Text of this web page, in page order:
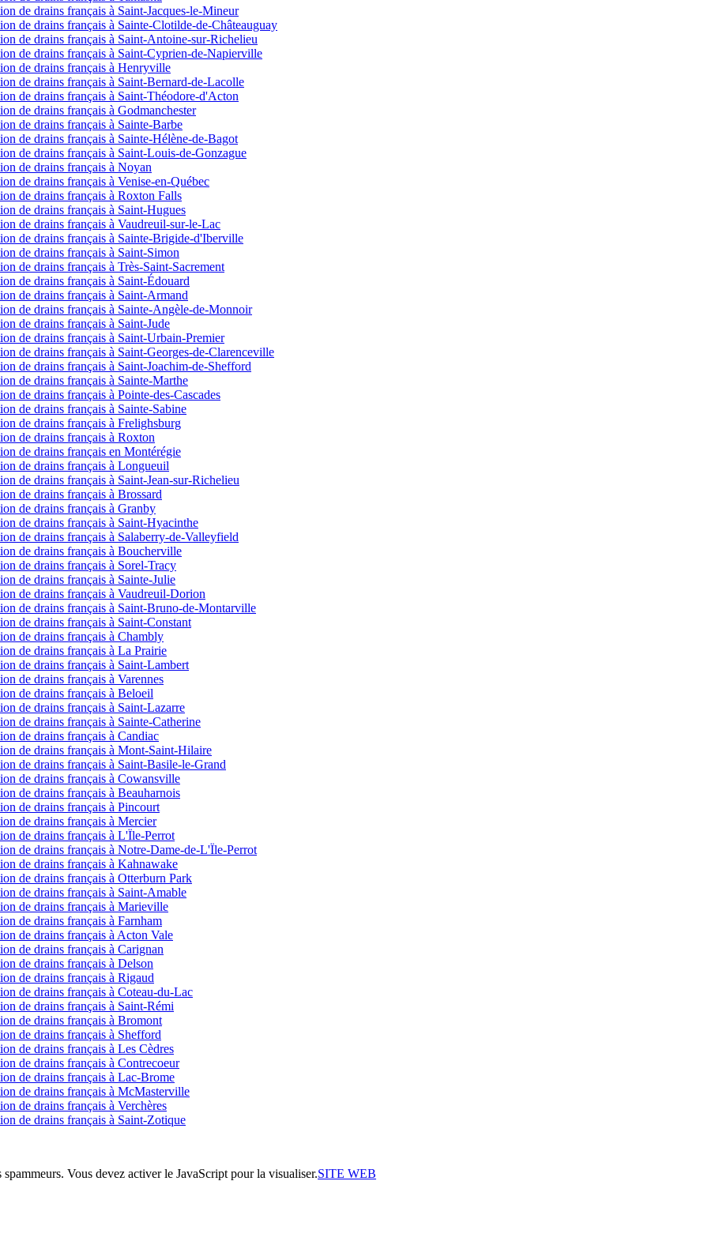
de drains français à Saint-Jacques-le-Mineur
de drains français à Sainte-Clotilde-de-Châteauguay
de drains français à Saint-Antoine-sur-Richelieu
de drains français à Saint-Cyprien-de-Napierville
de drains français à Henryville
de drains français à Saint-Bernard-de-Lacolle
de drains français à Saint-Théodore-d'Acton
de drains français à Godmanchester
de drains français à Sainte-Barbe
de drains français à Sainte-Hélène-de-Bagot
de drains français à Saint-Louis-de-Gonzague
de drains français à Noyan
de drains français à Venise-en-Québec
de drains français à Roxton Falls
de drains français à Saint-Hugues
de drains français à Vaudreuil-sur-le-Lac
de drains français à Sainte-Brigide-d'Iberville
de drains français à Saint-Simon
de drains français à Très-Saint-Sacrement
de drains français à Saint-Édouard
de drains français à Saint-Armand
de drains français à Sainte-Angèle-de-Monnoir
de drains français à Saint-Jude
de drains français à Saint-Urbain-Premier
de drains français à Saint-Georges-de-Clarenceville
de drains français à Saint-Joachim-de-Shefford
de drains français à Sainte-Marthe
de drains français à Pointe-des-Cascades
de drains français à Sainte-Sabine
de drains français à Frelighsburg
de drains français à Roxton
de drains français en Montérégie
de drains français à Longueuil
de drains français à Saint-Jean-sur-Richelieu
de drains français à Brossard
de drains français à Granby
de drains français à Saint-Hyacinthe
de drains français à Salaberry-de-Valleyfield
de drains français à Boucherville
de drains français à Sorel-Tracy
de drains français à Sainte-Julie
de drains français à Vaudreuil-Dorion
de drains français à Saint-Bruno-de-Montarville
de drains français à Saint-Constant
de drains français à Chambly
de drains français à La Prairie
de drains français à Saint-Lambert
de drains français à Varennes
de drains français à Beloeil
de drains français à Saint-Lazarre
de drains français à Sainte-Catherine
de drains français à Candiac
de drains français à Mont-Saint-Hilaire
de drains français à Saint-Basile-le-Grand
de drains français à Cowansville
de drains français à Beauharnois
de drains français à Pincourt
de drains français à Mercier
de drains français à L'Ïle-Perrot
de drains français à Notre-Dame-de-L'Ïle-Perrot
de drains français à Kahnawake
de drains français à Otterburn Park
de drains français à Saint-Amable
de drains français à Marieville
de drains français à Farnham
de drains français à Acton Vale
de drains français à Carignan
de drains français à Delson
de drains français à Rigaud
de drains français à Coteau-du-Lac
de drains français à Saint-Rémi
de drains français à Bromont
de drains français à Shefford
de drains français à Les Cèdres
de drains français à Contrecoeur
de drains français à Lac-Brome
de drains français à McMasterville
de drains français à Verchères
de drains français à Saint-Zotique
Vous devez activer le JavaScript pour la visualiser.SITE WEB